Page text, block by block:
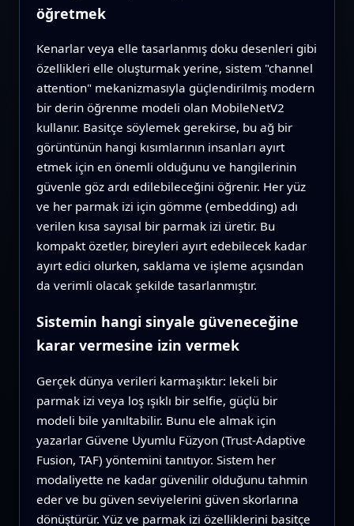
öğretmek
Kenarlar veya elle tasarlanmış doku desenleri gibi
özellikleri elle oluşturmak yerine, sistem "channel
attention" mekanizmasıyla güçlendirilmiş modern
bir derin öğrenme modeli olan MobileNetV2
kullanır. Basitçe söylemek gerekirse, bu ağ bir
görüntünün hangi kısımlarının insanları ayırt
etmek için en önemli olduğunu ve hangilerinin
güvenle göz ardı edilebileceğini öğrenir. Her yüz
ve her parmak izi için gömme (embedding) adı
verilen kısa sayısal bir parmak izi üretir. Bu
kompakt özetler, bireyleri ayırt edebilecek kadar
ayırt edici olurken, saklama ve işleme açısından
da verimli olacak şekilde tasarlanmıştır.
Sistemin hangi sinyale güveneceğine
karar vermesine izin vermek
Gerçek dünya verileri karmaşıktır: lekeli bir
parmak izi veya loş ışıklı bir selfie, güçlü bir
modeli bile yanıltabilir. Bunu ele almak için
yazarlar Güvene Uyumlu Füzyon (Trust-Adaptive
Fusion, TAF) yöntemini tanıtıyor. Sistem her
modaliyette ne kadar güvenilir olduğunu tahmin
eder ve bu güven seviyelerini güven skorlarına
dönüştürür. Yüz ve parmak izi özelliklerini basitçe